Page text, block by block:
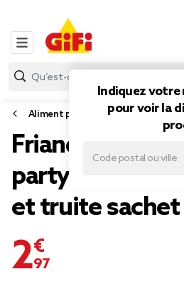
Indiquez
pour voir la
Aliment pour chat
Friandise pour
party mix
et truite
2,97 €